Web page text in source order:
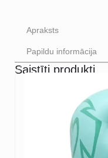
Apraksts
Papildu informācija
Saistīti produkti